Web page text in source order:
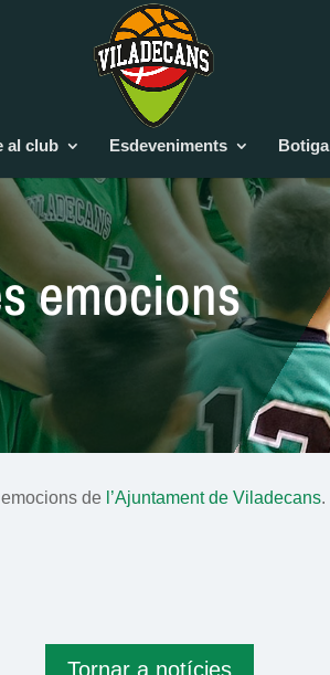
al club Esdeveniments Botiga
emocions
de l’Ajuntament de Viladecans.
Tornar a notícies